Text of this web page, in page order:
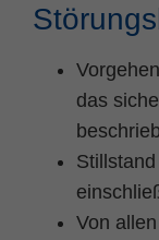
das
Von